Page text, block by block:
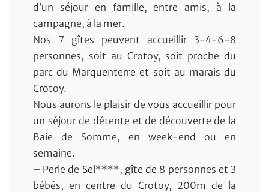
d’un séjour en famille, entre amis, à la
campagne, à la mer.
Nos 7 gîtes peuvent accueillir 3-4-6-8
personnes, soit au Crotoy, soit proche du
parc du Marquenterre et soit au marais du
Crotoy.
Nous aurons le plaisir de vous accueillir pour
un séjour de détente et de découverte de la
Baie de Somme, en week-end ou en
semaine.
– Perle de Sel****, gîte de 8 personnes et 3
bébés, en centre du Crotoy, 200m de la